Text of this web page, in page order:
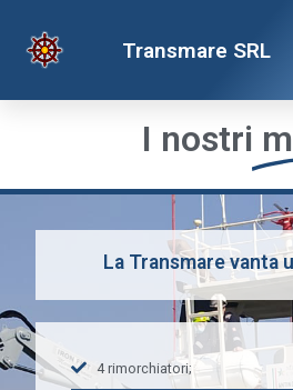
Transmare SRL
MEZZI
I nostri
La Transmare vanta
4 rimorchiatori;